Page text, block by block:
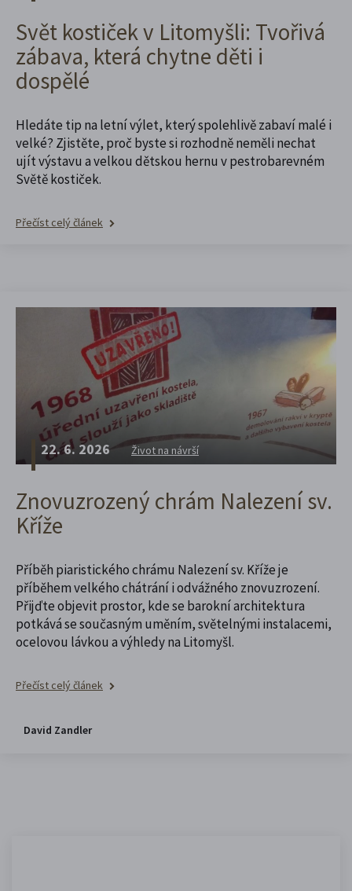
Svět kostiček v Litomyšli: Tvořivá
zábava, která chytne děti i
dospělé
Hledáte tip na letní výlet, který spolehlivě zabaví malé i
velké? Zjistěte, proč byste si rozhodně neměli nechat
ujít výstavu a velkou dětskou hernu v pestrobarevném
Světě kostiček.
Přečíst celý článek
22. 6. 2026 Život na návrší
Znovuzrozený chrám Nalezení sv.
Kříže
Příběh piaristického chrámu Nalezení sv. Kříže je
příběhem velkého chátrání i odvážného znovuzrození.
Přijďte objevit prostor, kde se barokní architektura
potkává se současným uměním, světelnými instalacemi,
ocelovou lávkou a výhledy na Litomyšl.
Přečíst celý článek
David Zandler